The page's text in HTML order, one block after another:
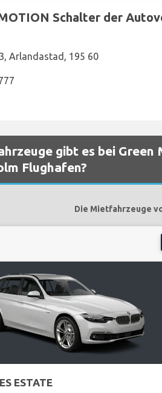
Schalter der
Arlandastad, 195 60
gibt es bei Green
Flughafen?
Die Mietfahrzeuge
ESTATE